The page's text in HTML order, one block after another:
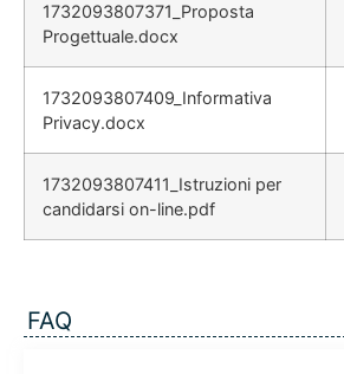
1732093807371_Proposta
Progettuale.docx
1732093807409_Informativa
Privacy.docx
1732093807411_Istruzioni per
candidarsi on-line.pdf
FAQ